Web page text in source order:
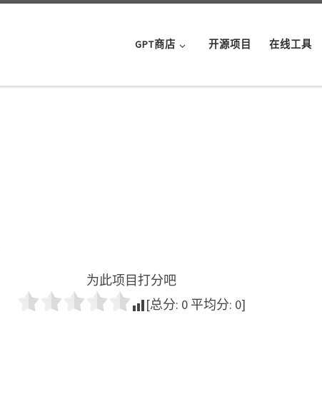
GPT商店 开源项目 在线工具
为此项目打分吧
[总分: 0 平均分: 0]